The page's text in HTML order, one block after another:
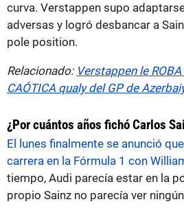
curva. Verstappen supo
adversas y logró desbancar a
pole position.
Relacionado: Verstappen le
CAÓTICA qualy del GP de
¿Por cuántos años fichó Carlos
El lunes finalmente se anunció
carrera en la Fórmula 1 con
tiempo, Audi parecía estar en la
propio Sainz no parecía ver